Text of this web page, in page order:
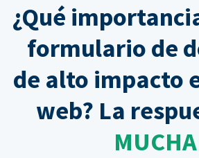
¿Qué
formulario de
de alto impacto
web? La
MUCHA